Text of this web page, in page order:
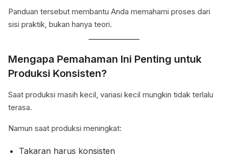
Panduan tersebut membantu Anda memahami proses dari
sisi praktik, bukan hanya teori.
Mengapa Pemahaman Ini Penting untuk
Produksi Konsisten?
Saat produksi masih kecil, variasi kecil mungkin tidak terlalu
terasa.
Namun saat produksi meningkat:
Takaran harus konsisten